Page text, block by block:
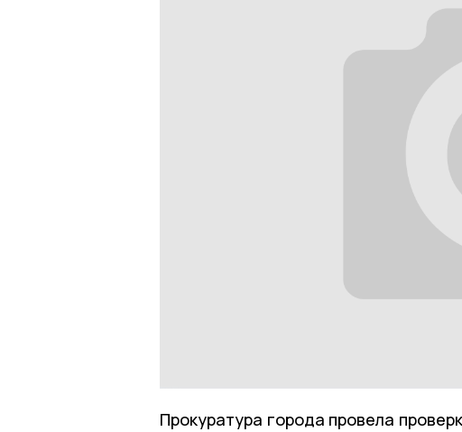
Прокуратура города провела